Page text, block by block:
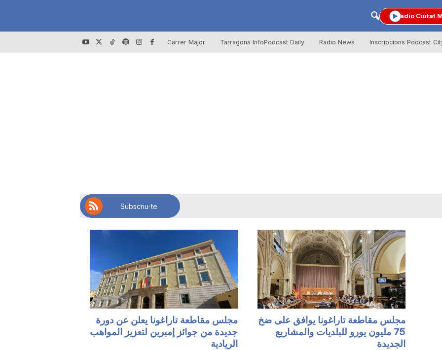
Ràdio Ciutat
Carrer Major Tarragona InfoPodcast Daily Radio News Inscripcions Podcast
Subscriu-te
مجلس مقاطعة تاراغونا يعلن عن دورة
جديدة من جوائز إمبرين لتعزيز المواهب
الريادية
مجلس مقاطعة تاراغونا يوافق على ضخ
75 مليون يورو للبلديات والمشاريع
الجديدة